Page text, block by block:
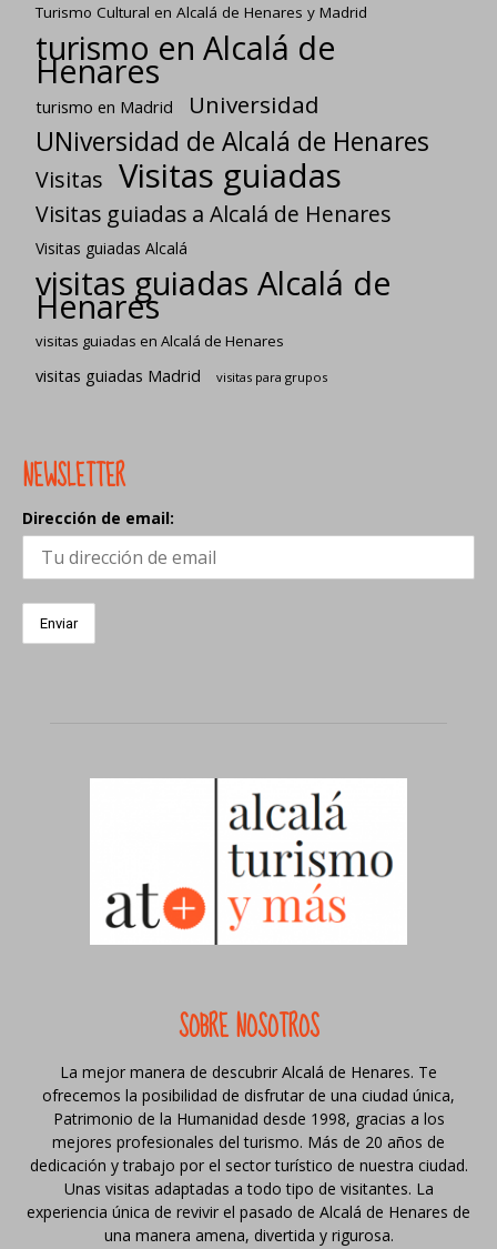
Turismo Cultural en Alcalá de Henares y Madrid
turismo en Alcalá de
Henares
turismo en Madrid Universidad
UNiversidad de Alcalá de Henares
Visitas Visitas guiadas
Visitas guiadas a Alcalá de Henares
Visitas guiadas Alcalá
visitas guiadas Alcalá de
Henares
visitas guiadas en Alcalá de Henares
visitas guiadas Madrid visitas para grupos
NEWSLETTER
Dirección de email:
SOBRE NOSOTROS
La mejor manera de descubrir Alcalá de Henares. Te
ofrecemos la posibilidad de disfrutar de una ciudad única,
Patrimonio de la Humanidad desde 1998, gracias a los
mejores profesionales del turismo. Más de 20 años de
dedicación y trabajo por el sector turístico de nuestra ciudad.
Unas visitas adaptadas a todo tipo de visitantes. La
experiencia única de revivir el pasado de Alcalá de Henares de
una manera amena, divertida y rigurosa.